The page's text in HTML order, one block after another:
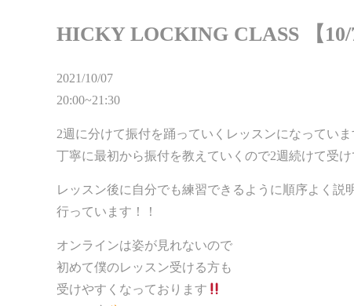
HICKY LOCKING CLASS 【10/7
2021/10/07
20:00~21:30
2週に分けて振付を踊っていくレッスンになっていま
丁寧に最初から振付を教えていくので2週続けて受
レッスン後に自分でも練習できるように順序よく
行っています！！
オンラインは姿が見れないので
初めて僕のレッスン受ける方も
受けやすくなっております